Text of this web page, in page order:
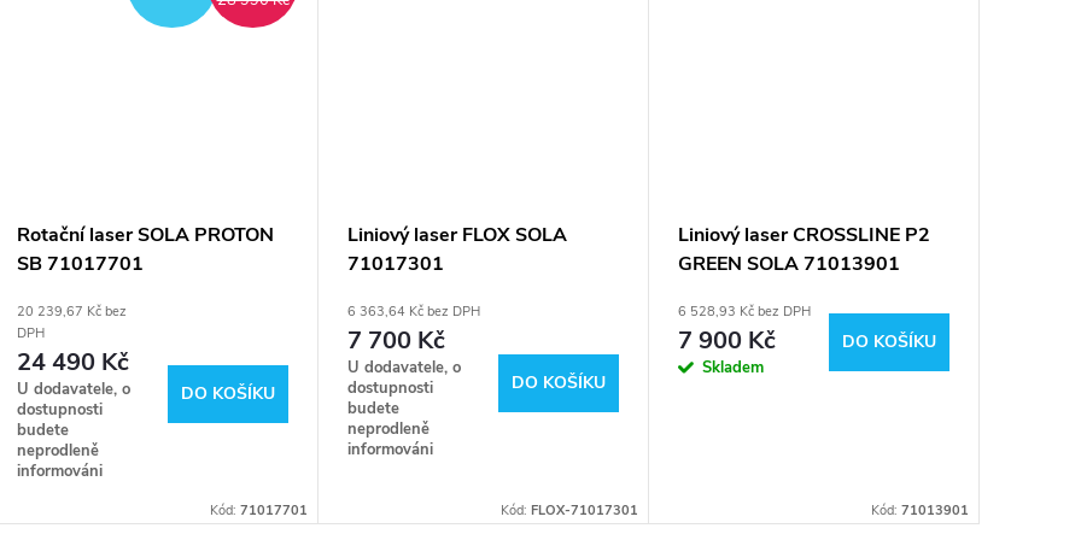
Rotační laser SOLA PROTON
SB 71017701
20 239,67 Kč bez
DPH
24 490 Kč
U dodavatele, o
dostupnosti
budete
neprodleně
informováni
DO KOŠÍKU
Kód: 71017701
Liniový laser FLOX SOLA
71017301
6 363,64 Kč bez DPH
7 700 Kč
U dodavatele, o
dostupnosti
budete
neprodleně
informováni
DO KOŠÍKU
Kód: FLOX-71017301
Liniový laser CROSSLINE P2
GREEN SOLA 71013901
6 528,93 Kč bez DPH
7 900 Kč
Skladem
DO KOŠÍKU
Kód: 71013901